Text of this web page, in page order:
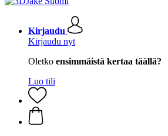
Kirjaudu
Kirjaudu nyt
Oletko ensimmäistä kertaa täällä?
Luo tili